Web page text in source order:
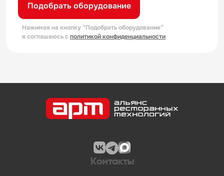
Подобрать оборудование
Нажимая на кнопку “Подобрать оборудование”
я соглашаюсь с политикой конфиденциальности
Контакты